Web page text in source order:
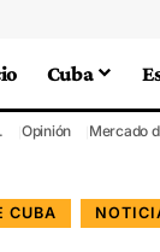
Cuba
Opinión Mercado
CUBA